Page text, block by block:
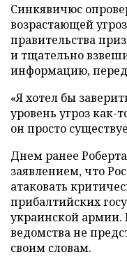
Синкявичюс
возрастающей
правительства
и тщательно
информацию,
«Я хотел бы
уровень угроз как-
он просто
Днем ранее
заявлением, что
атаковать
прибалтийских
украинской армии.
ведомства не
своим словам.